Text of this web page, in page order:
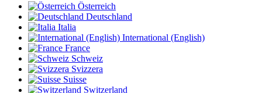
Österreich
Deutschland
Italia
International (English)
France
Schweiz
Svizzera
Suisse
Switzerland